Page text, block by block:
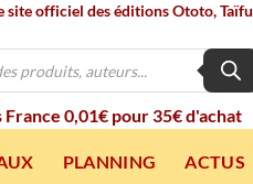
site officiel des éditions Ototo, Taïfu
France 0,01€ pour 35€ d'achat
PLANNING ACTUS